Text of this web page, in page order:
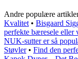
Andre populære
Kvalitet • Bisgaard
perfekte bæresele
NUK-sutter er så
Støvler• Find den